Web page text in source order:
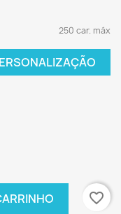
250 car. máx
favorite_border